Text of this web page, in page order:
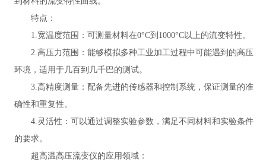
特点：
1.宽温度范围：可测量材料在0°C到1000°C以上的流变特性。
2.高压力范围：能够模拟多种工业加工过程中可能遇到的高压
环境，适用于几百到几千巴的测试。
3.高精度测量：配备先进的传感器和控制系统，保证测量的准
确性和重复性。
4.灵活性：可以通过调整实验参数，满足不同材料和实验条件
的要求。
超高温高压流变仪的应用领域：